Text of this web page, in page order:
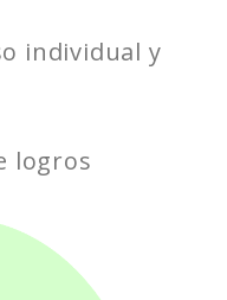
individual y
logros